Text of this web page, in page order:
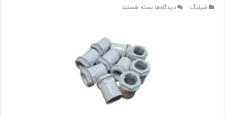
شیلنگ دیدگاه‌هابرای
اتیلن:
راهنمای
کامل
نصب
صحیح
بسته هستند